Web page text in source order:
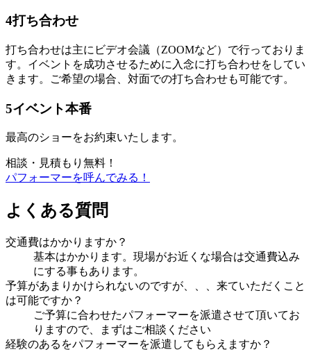
4打ち合わせ
打ち合わせは主にビデオ会議（ZOOMなど）で行っておりま
す。イベントを成功させるために入念に打ち合わせをしてい
きます。ご希望の場合、対面での打ち合わせも可能です。
5イベント本番
最高のショーをお約束いたします。
相談・見積もり無料！
パフォーマーを呼んでみる！
よくある質問
交通費はかかりますか？
基本はかかります。現場がお近くな場合は交通費込み
にする事もあります。
予算があまりかけられないのですが、、、来ていただくこと
は可能ですか？
ご予算に合わせたパフォーマーを派遣させて頂いてお
りますので、まずはご相談ください
経験のあるをパフォーマーを派遣してもらえますか？